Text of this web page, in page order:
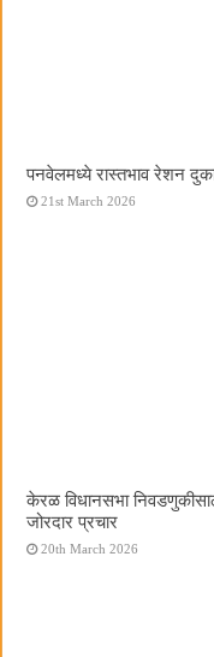
पनवेलमध्ये रास्तभाव रेशन
21st March 2026
केरळ विधानसभा
जोरदार प्रचार
20th March 2026